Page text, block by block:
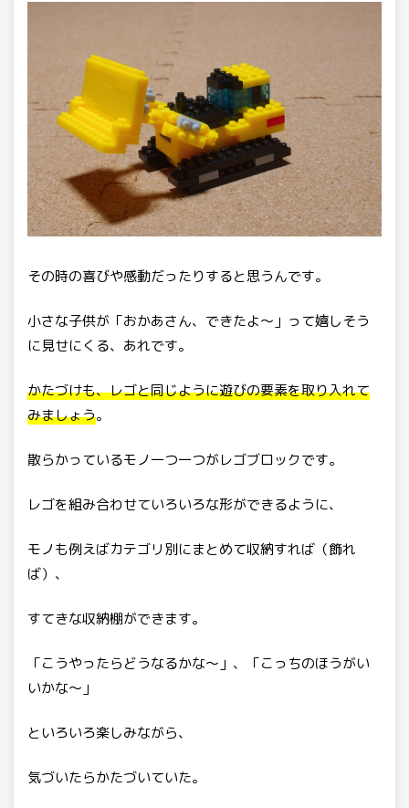
その時の喜びや感動だったりすると思うんです。
小さな子供が「おかあさん、できたよ〜」って嬉しそう
に見せにくる、あれです。
かたづけも、レゴと同じように遊びの要素を取り入れて
みましょう。
散らかっているモノ一つ一つがレゴブロックです。
レゴを組み合わせていろいろな形ができるように、
モノも例えばカテゴリ別にまとめて収納すれば（飾れ
ば）、
すてきな収納棚ができます。
「こうやったらどうなるかな〜」、「こっちのほうがい
いかな〜」
といろいろ楽しみながら、
気づいたらかたづいていた。